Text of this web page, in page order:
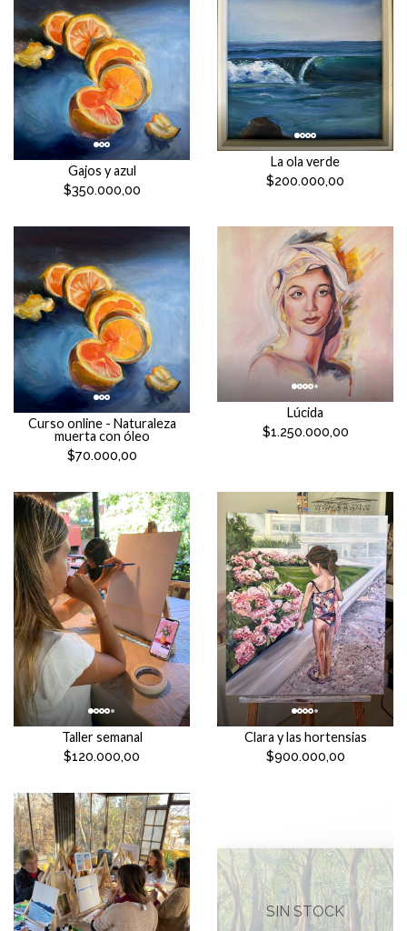
Gajos y azul
$350.000,00
La ola verde
$200.000,00
Curso online - Naturaleza
muerta con óleo
$70.000,00
Lúcida
$1.250.000,00
Taller semanal
$120.000,00
Clara y las hortensias
$900.000,00
SIN STOCK